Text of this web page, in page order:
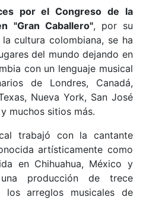
por el Congreso de la
"Gran Caballero", por su
cultura colombiana, se ha
del mundo dejando en
con un lenguaje musical
de Londres, Canadá,
Nueva York, San José
muchos sitios más.
trabajó con la cantante
artísticamente como
en Chihuahua, México y
producción de trece
los arreglos musicales de